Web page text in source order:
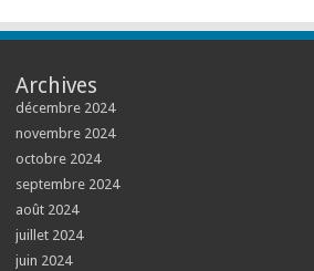
Archives
décembre 2024
novembre 2024
octobre 2024
septembre 2024
août 2024
juillet 2024
juin 2024